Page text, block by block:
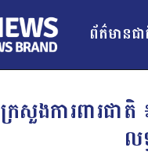
ព័ត៌មានជ
ក្រសួងការពារជា
ល